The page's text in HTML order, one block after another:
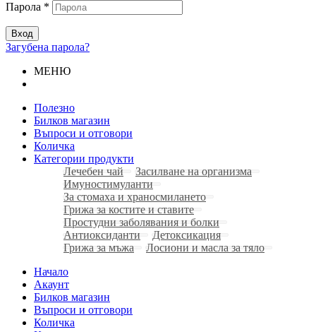
Парола *
Вход
Загубена парола?
МЕНЮ
Полезно
Билков магазин
Въпроси и отговори
Количка
Категории продукти
Лечебен чай
Засилване на организма
Имуностимуланти
За стомаха и храносмилането
Грижа за костите и ставите
Простудни заболявания и болки
Антиоксиданти
Детоксикация
Грижа за мъжа
Лосиони и масла за тяло
Начало
Акаунт
Билков магазин
Въпроси и отговори
Количка